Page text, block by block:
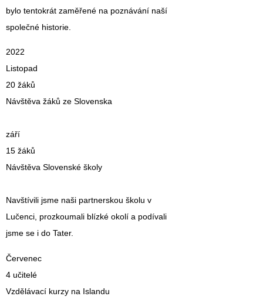
bylo tentokrát zaměřené na poznávání naší
společné historie.
2022
Listopad
20 žáků
Návštěva žáků ze Slovenska
září
15 žáků
Návštěva Slovenské školy
Navštívili jsme naši partnerskou školu v
Lučenci, prozkoumali blízké okolí a podívali
jsme se i do Tater.
Červenec
4 učitelé
Vzdělávací kurzy na Islandu